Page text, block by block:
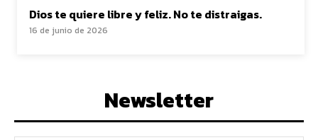
Dios te quiere libre y feliz. No te distraigas.
16 de junio de 2026
Newsletter